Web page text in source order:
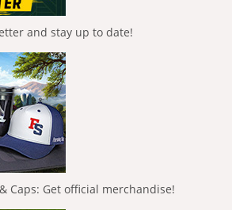
and stay up to date!
Caps: Get official merchandise!